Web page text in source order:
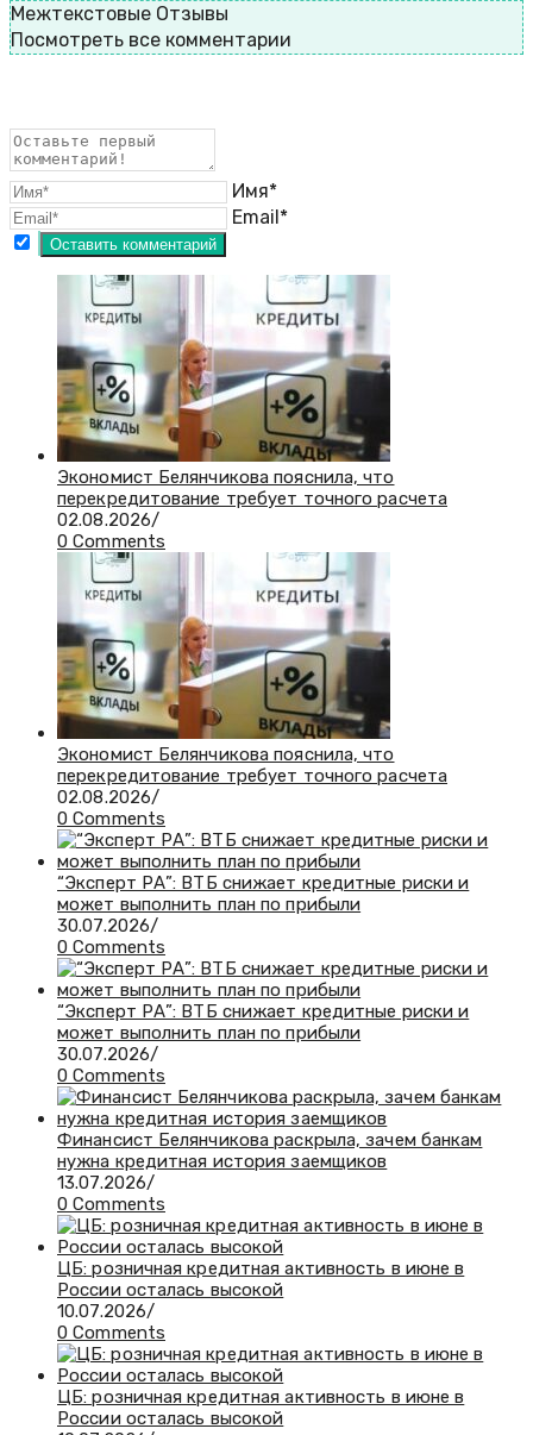
Межтекстовые Отзывы
Посмотреть все комментарии
Имя*
Email*
Экономист Белянчикова пояснила, что
перекредитование требует точного расчета
02.08.2026/
0 Comments
Экономист Белянчикова пояснила, что
перекредитование требует точного расчета
02.08.2026/
0 Comments
“Эксперт РА”: ВТБ снижает кредитные риски и
может выполнить план по прибыли
30.07.2026/
0 Comments
“Эксперт РА”: ВТБ снижает кредитные риски и
может выполнить план по прибыли
30.07.2026/
0 Comments
Финансист Белянчикова раскрыла, зачем банкам
нужна кредитная история заемщиков
13.07.2026/
0 Comments
ЦБ: розничная кредитная активность в июне в
России осталась высокой
10.07.2026/
0 Comments
ЦБ: розничная кредитная активность в июне в
России осталась высокой